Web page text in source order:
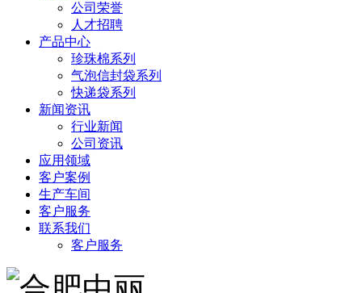
公司荣誉
人才招聘
产品中心
珍珠棉系列
气泡信封袋系列
快递袋系列
新闻资讯
行业新闻
公司资讯
应用领域
客户案例
生产车间
客户服务
联系我们
客户服务